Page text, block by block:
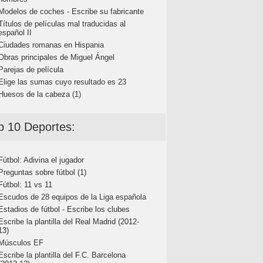
de coches - Escribe su fabricante
de películas mal traducidas al
II
romanas en Hispania
principales de Miguel Ángel
de película
las sumas cuyo resultado es 23
de la cabeza (1)
10 Deportes:
Adivina el jugador
sobre fútbol (1)
11 vs 11
de 28 equipos de la Liga española
de fútbol - Escribe los clubes
la plantilla del Real Madrid (2012-
EF
la plantilla del F.C. Barcelona